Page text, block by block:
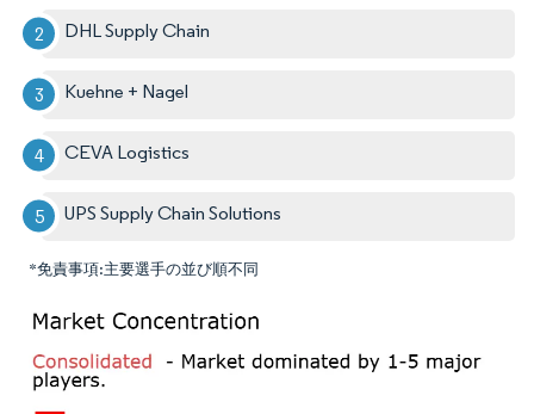
DHL Supply Chain
Kuehne + Nagel
CEVA Logistics
UPS Supply Chain Solutions
*免責事項:主要選手の並び順不同